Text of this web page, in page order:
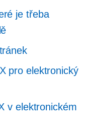
je třeba
pro elektronický
v elektronickém